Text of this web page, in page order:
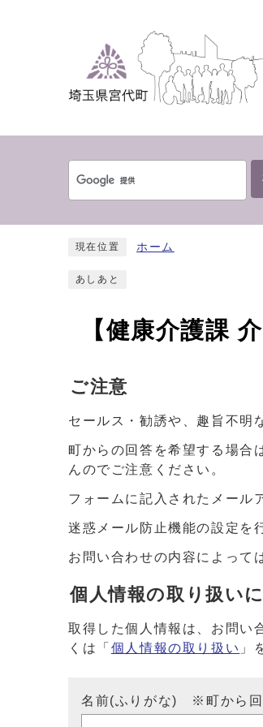
現在位置 ホーム
あしあと
【健康介護課
ご注意
セールス・勧誘や、趣旨不明
町からの回答を希望する場合
んのでご注意ください。
フォームに記入されたメール
迷惑メール防止機能の設定
お問い合わせの内容によって
個人情報の取り扱い
取得した個人情報は、お問い
くは「 個人情報の取り扱い 」
名前(ふりがな) ※町から回